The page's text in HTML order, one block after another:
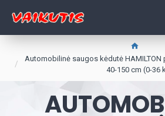
Automobilinė saugos kėdutė HAMILTON
40-150 cm (0-36